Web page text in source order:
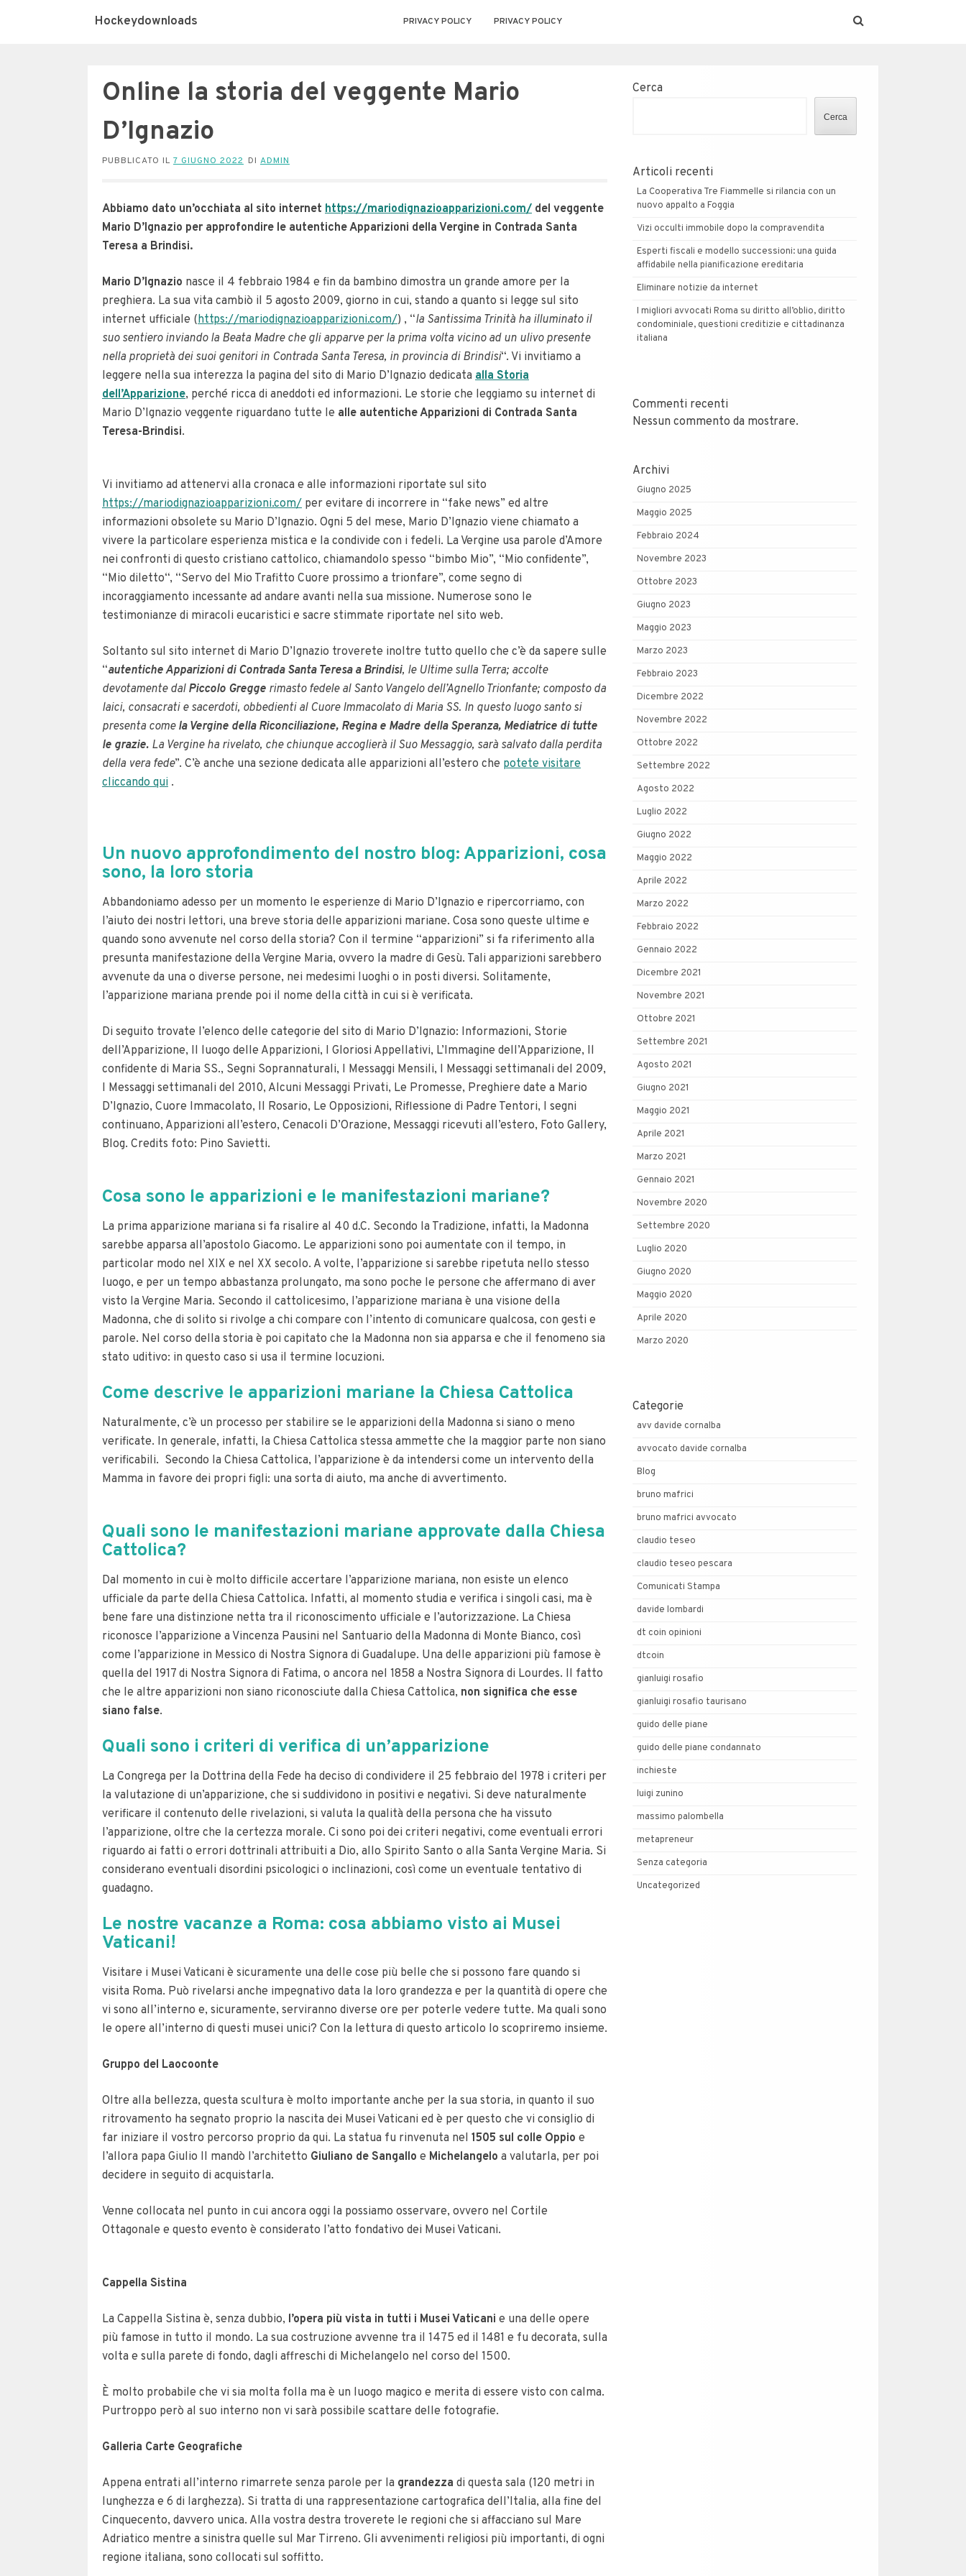
Hockeydownloads PRIVACY POLICY PRIVACY POLICY
Online la storia del veggente Mario
D’Ignazio
PUBBLICATO IL 7 GIUGNO 2022 DI ADMIN
Abbiamo dato un’occhiata al sito internet https://mariodignazioapparizioni.com/ del veggente
Mario D’Ignazio per approfondire le autentiche Apparizioni della Vergine in Contrada Santa
Teresa a Brindisi.
Mario D’Ignazio nasce il 4 febbraio 1984 e fin da bambino dimostra un grande amore per la
preghiera. La sua vita cambiò il 5 agosto 2009, giorno in cui, stando a quanto si legge sul sito
internet ufficiale (https://mariodignazioapparizioni.com/) , “la Santissima Trinità ha illuminato il
suo sentiero inviando la Beata Madre che gli apparve per la prima volta vicino ad un ulivo presente
nella proprietà dei suoi genitori in Contrada Santa Teresa, in provincia di Brindisi“. Vi invitiamo a
leggere nella sua interezza la pagina del sito di Mario D’Ignazio dedicata alla Storia
dell’Apparizione, perché ricca di aneddoti ed informazioni. Le storie che leggiamo su internet di
Mario D’Ignazio veggente riguardano tutte le alle autentiche Apparizioni di Contrada Santa
Teresa-Brindisi.
Vi invitiamo ad attenervi alla cronaca e alle informazioni riportate sul sito
https://mariodignazioapparizioni.com/ per evitare di incorrere in “fake news” ed altre
informazioni obsolete su Mario D’Ignazio. Ogni 5 del mese, Mario D’Ignazio viene chiamato a
vivere la particolare esperienza mistica e la condivide con i fedeli. La Vergine usa parole d’Amore
nei confronti di questo cristiano cattolico, chiamandolo spesso “bimbo Mio”, “Mio confidente”,
“Mio diletto“, “Servo del Mio Trafitto Cuore prossimo a trionfare”, come segno di
incoraggiamento incessante ad andare avanti nella sua missione. Numerose sono le
testimonianze di miracoli eucaristici e sacre stimmate riportate nel sito web.
Soltanto sul sito internet di Mario D’Ignazio troverete inoltre tutto quello che c’è da sapere sulle
“autentiche Apparizioni di Contrada Santa Teresa a Brindisi, le Ultime sulla Terra; accolte
devotamente dal Piccolo Gregge rimasto fedele al Santo Vangelo dell’Agnello Trionfante; composto da
laici, consacrati e sacerdoti, obbedienti al Cuore Immacolato di Maria SS. In questo luogo santo si
presenta come la Vergine della Riconciliazione, Regina e Madre della Speranza, Mediatrice di tutte
le grazie. La Vergine ha rivelato, che chiunque accoglierà il Suo Messaggio, sarà salvato dalla perdita
della vera fede”. C’è anche una sezione dedicata alle apparizioni all’estero che potete visitare
cliccando qui .
Un nuovo approfondimento del nostro blog: Apparizioni, cosa
sono, la loro storia
Abbandoniamo adesso per un momento le esperienze di Mario D’Ignazio e ripercorriamo, con
l’aiuto dei nostri lettori, una breve storia delle apparizioni mariane. Cosa sono queste ultime e
quando sono avvenute nel corso della storia? Con il termine “apparizioni” si fa riferimento alla
presunta manifestazione della Vergine Maria, ovvero la madre di Gesù. Tali apparizioni sarebbero
avvenute da una o diverse persone, nei medesimi luoghi o in posti diversi. Solitamente,
l’apparizione mariana prende poi il nome della città in cui si è verificata.
Di seguito trovate l’elenco delle categorie del sito di Mario D’Ignazio: Informazioni, Storie
dell’Apparizione, Il luogo delle Apparizioni, I Gloriosi Appellativi, L’Immagine dell’Apparizione, Il
confidente di Maria SS., Segni Soprannaturali, I Messaggi Mensili, I Messaggi settimanali del 2009,
I Messaggi settimanali del 2010, Alcuni Messaggi Privati, Le Promesse, Preghiere date a Mario
D’Ignazio, Cuore Immacolato, Il Rosario, Le Opposizioni, Riflessione di Padre Tentori, I segni
continuano, Apparizioni all’estero, Cenacoli D’Orazione, Messaggi ricevuti all’estero, Foto Gallery,
Blog. Credits foto: Pino Savietti.
Cosa sono le apparizioni e le manifestazioni mariane?
La prima apparizione mariana si fa risalire al 40 d.C. Secondo la Tradizione, infatti, la Madonna
sarebbe apparsa all’apostolo Giacomo. Le apparizioni sono poi aumentate con il tempo, in
particolar modo nel XIX e nel XX secolo. A volte, l’apparizione si sarebbe ripetuta nello stesso
luogo, e per un tempo abbastanza prolungato, ma sono poche le persone che affermano di aver
visto la Vergine Maria. Secondo il cattolicesimo, l’apparizione mariana è una visione della
Madonna, che di solito si rivolge a chi compare con l’intento di comunicare qualcosa, con gesti e
parole. Nel corso della storia è poi capitato che la Madonna non sia apparsa e che il fenomeno sia
stato uditivo: in questo caso si usa il termine locuzioni.
Come descrive le apparizioni mariane la Chiesa Cattolica
Naturalmente, c’è un processo per stabilire se le apparizioni della Madonna si siano o meno
verificate. In generale, infatti, la Chiesa Cattolica stessa ammette che la maggior parte non siano
verificabili. Secondo la Chiesa Cattolica, l’apparizione è da intendersi come un intervento della
Mamma in favore dei propri figli: una sorta di aiuto, ma anche di avvertimento.
Quali sono le manifestazioni mariane approvate dalla Chiesa
Cattolica?
Dal momento in cui è molto difficile accertare l’apparizione mariana, non esiste un elenco
ufficiale da parte della Chiesa Cattolica. Infatti, al momento studia e verifica i singoli casi, ma è
bene fare una distinzione netta tra il riconoscimento ufficiale e l’autorizzazione. La Chiesa
riconosce l’apparizione a Vincenza Pausini nel Santuario della Madonna di Monte Bianco, così
come l’apparizione in Messico di Nostra Signora di Guadalupe. Una delle apparizioni più famose è
quella del 1917 di Nostra Signora di Fatima, o ancora nel 1858 a Nostra Signora di Lourdes. Il fatto
che le altre apparizioni non siano riconosciute dalla Chiesa Cattolica, non significa che esse
siano false.
Quali sono i criteri di verifica di un’apparizione
La Congrega per la Dottrina della Fede ha deciso di condividere il 25 febbraio del 1978 i criteri per
la valutazione di un’apparizione, che si suddividono in positivi e negativi. Si deve naturalmente
verificare il contenuto delle rivelazioni, si valuta la qualità della persona che ha vissuto
l’apparizione, oltre che la certezza morale. Ci sono poi dei criteri negativi, come eventuali errori
riguardo ai fatti o errori dottrinali attribuiti a Dio, allo Spirito Santo o alla Santa Vergine Maria. Si
considerano eventuali disordini psicologici o inclinazioni, così come un eventuale tentativo di
guadagno.
Le nostre vacanze a Roma: cosa abbiamo visto ai Musei
Vaticani!
Visitare i Musei Vaticani è sicuramente una delle cose più belle che si possono fare quando si
visita Roma. Può rivelarsi anche impegnativo data la loro grandezza e per la quantità di opere che
vi sono all’interno e, sicuramente, serviranno diverse ore per poterle vedere tutte. Ma quali sono
le opere all’interno di questi musei unici? Con la lettura di questo articolo lo scopriremo insieme.
Gruppo del Laocoonte
Oltre alla bellezza, questa scultura è molto importante anche per la sua storia, in quanto il suo
ritrovamento ha segnato proprio la nascita dei Musei Vaticani ed è per questo che vi consiglio di
far iniziare il vostro percorso proprio da qui. La statua fu rinvenuta nel 1505 sul colle Oppio e
l’allora papa Giulio II mandò l’architetto Giuliano de Sangallo e Michelangelo a valutarla, per poi
decidere in seguito di acquistarla.
Venne collocata nel punto in cui ancora oggi la possiamo osservare, ovvero nel Cortile
Ottagonale e questo evento è considerato l’atto fondativo dei Musei Vaticani.
Cappella Sistina
La Cappella Sistina è, senza dubbio, l’opera più vista in tutti i Musei Vaticani e una delle opere
più famose in tutto il mondo. La sua costruzione avvenne tra il 1475 ed il 1481 e fu decorata, sulla
volta e sulla parete di fondo, dagli affreschi di Michelangelo nel corso del 1500.
È molto probabile che vi sia molta folla ma è un luogo magico e merita di essere visto con calma.
Purtroppo però al suo interno non vi sarà possibile scattare delle fotografie.
Galleria Carte Geografiche
Appena entrati all’interno rimarrete senza parole per la grandezza di questa sala (120 metri in
lunghezza e 6 di larghezza). Si tratta di una rappresentazione cartografica dell’Italia, alla fine del
Cinquecento, davvero unica. Alla vostra destra troverete le regioni che si affacciano sul Mare
Adriatico mentre a sinistra quelle sul Mar Tirreno. Gli avvenimenti religiosi più importanti, di ogni
regione italiana, sono collocati sul soffitto.
Cerca
Cerca
Articoli recenti
La Cooperativa Tre Fiammelle si rilancia con un
nuovo appalto a Foggia
Vizi occulti immobile dopo la compravendita
Esperti fiscali e modello successioni: una guida
affidabile nella pianificazione ereditaria
Eliminare notizie da internet
I migliori avvocati Roma su diritto all’oblio, diritto
condominiale, questioni creditizie e cittadinanza
italiana
Commenti recenti
Nessun commento da mostrare.
Archivi
Giugno 2025
Maggio 2025
Febbraio 2024
Novembre 2023
Ottobre 2023
Giugno 2023
Maggio 2023
Marzo 2023
Febbraio 2023
Dicembre 2022
Novembre 2022
Ottobre 2022
Settembre 2022
Agosto 2022
Luglio 2022
Giugno 2022
Maggio 2022
Aprile 2022
Marzo 2022
Febbraio 2022
Gennaio 2022
Dicembre 2021
Novembre 2021
Ottobre 2021
Settembre 2021
Agosto 2021
Giugno 2021
Maggio 2021
Aprile 2021
Marzo 2021
Gennaio 2021
Novembre 2020
Settembre 2020
Luglio 2020
Giugno 2020
Maggio 2020
Aprile 2020
Marzo 2020
Categorie
avv davide cornalba
avvocato davide cornalba
Blog
bruno mafrici
bruno mafrici avvocato
claudio teseo
claudio teseo pescara
Comunicati Stampa
davide lombardi
dt coin opinioni
dtcoin
gianluigi rosafio
gianluigi rosafio taurisano
guido delle piane
guido delle piane condannato
inchieste
luigi zunino
massimo palombella
metapreneur
Senza categoria
Uncategorized